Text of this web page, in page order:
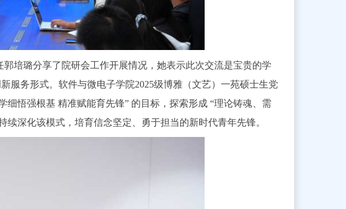
培璐分享了院研会工作开展情况，她表示此次交流是宝贵的学
服务形式。软件与微电子学院2025级博雅（文艺）一苑硕士生党
悟强根基 精准赋能育先锋” 的目标，探索形成 “理论铸魂、需
深化该模式，培育信念坚定、勇于担当的新时代青年先锋。